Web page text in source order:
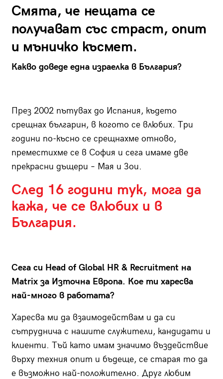
Смята, че нещата се
получават със страст, опит
и мъничко късмет.
Какво доведе една израелка в България?
През 2002 пътувах до Испания, където
срещнах българин, в когото се влюбих. Три
години по-късно се срещнахме отново,
преместихме се в София и сега имаме две
прекрасни дъщери – Мая и Зои.
След 16 години тук, мога да
кажа, че се влюбих и в
България.
Сега си Head of Global HR & Recruitment на
Matrix за Източна Европа. Кое ти харесва
най-много в работата?
Харесва ми да взаимодействам и да си
сътруднича с нашите служители, кандидати и
клиенти. Тъй като имам значимо въздействие
върху техния опит и бъдеще, се старая то да
е възможно най-положително. Друг любим